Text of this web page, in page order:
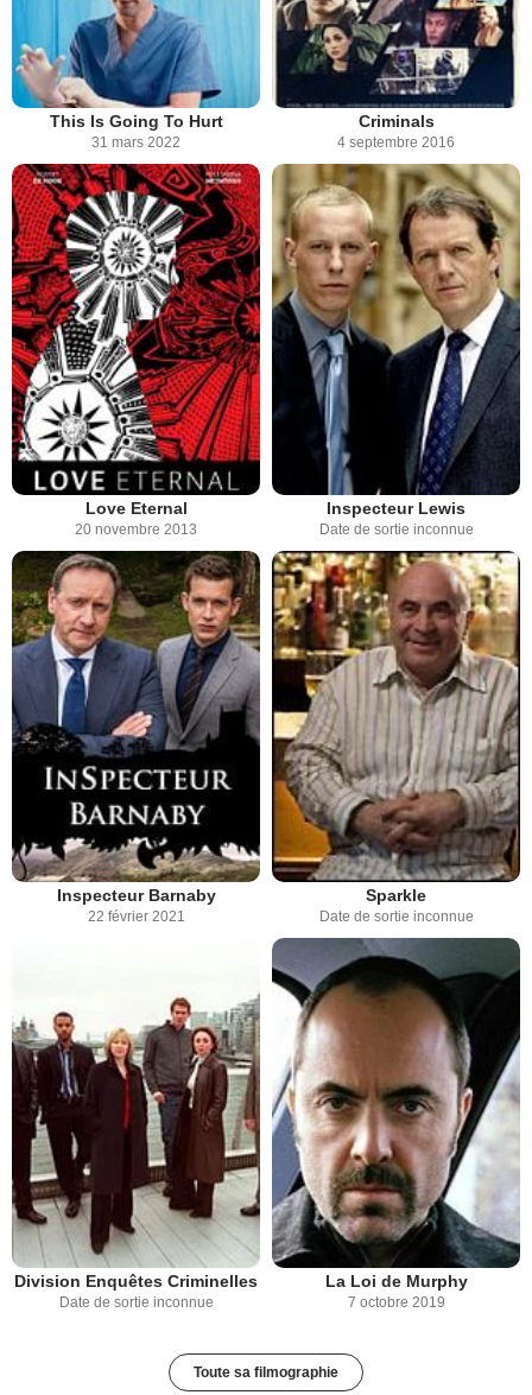
This Is Going To Hurt
31 mars 2022
Criminals
4 septembre 2016
Love Eternal
20 novembre 2013
Inspecteur Lewis
Date de sortie inconnue
Inspecteur Barnaby
22 février 2021
Sparkle
Date de sortie inconnue
Division Enquêtes Criminelles
Date de sortie inconnue
La Loi de Murphy
7 octobre 2019
Toute sa filmographie